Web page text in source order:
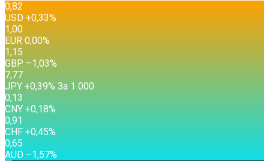
0,82
USD +0,33%
1,00
EUR 0,00%
1,15
GBP –1,03%
7,77
JPY +0,39% За 1 000
0,13
CNY +0,18%
0,91
CHF +0,45%
0,65
AUD –1,57%